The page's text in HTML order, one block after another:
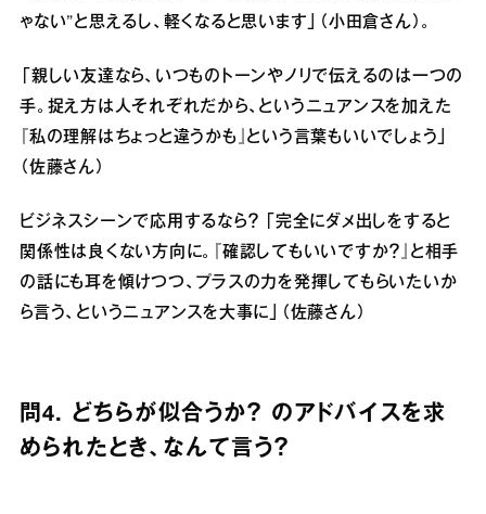
ゃない”と思えるし、軽くなると思います」（小田倉さん）。
「親しい友達なら、いつものトーンやノリで伝えるのは一つの
手。捉え方は人それぞれだから、というニュアンスを加えた
『私の理解はちょっと違うかも』という言葉もいいでしょう」
（佐藤さん）
ビジネスシーンで応用するなら？ 「完全にダメ出しをすると
関係性は良くない方向に。『確認してもいいですか？』と相手
の話にも耳を傾けつつ、プラスの力を発揮してもらいたいか
ら言う、というニュアンスを大事に」（佐藤さん）
問4. どちらが似合うか？ のアドバイスを求
められたとき、なんて言う？